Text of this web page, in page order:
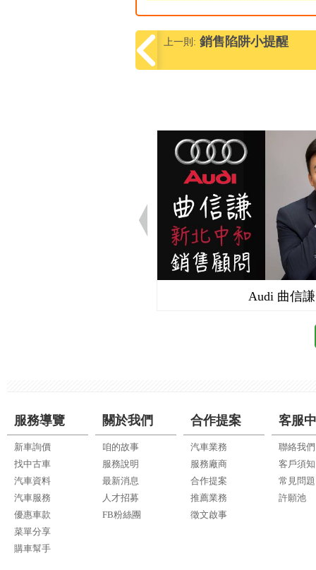
上一則: 銷售陷阱小提醒
Audi 曲信謙
服務導覽
新車詢價
找中古車
汽車資料
汽車服務
優惠車款
菜單分享
購車幫手
關於我們
咱的故事
服務說明
最新消息
人才招募
FB粉絲團
合作提案
汽車業務
服務廠商
合作提案
推薦業務
徵文啟事
客服
聯絡我們
客戶須知
常見問題
許願池